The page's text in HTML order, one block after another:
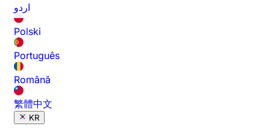
اردو
Polski
Português
Română
繁體中文
KR